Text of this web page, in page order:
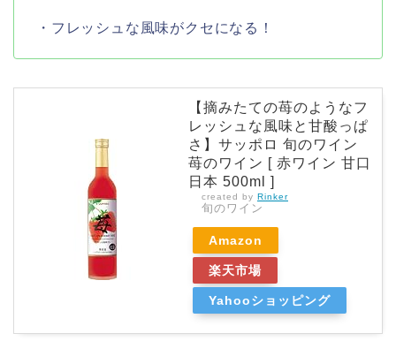
・フレッシュな風味がクセになる！
【摘みたての苺のようなフ
レッシュな風味と甘酸っぱ
さ】サッポロ 旬のワイン
苺のワイン [ 赤ワイン 甘口
日本 500ml ]
created by Rinker
旬のワイン
Amazon
楽天市場
Yahooショッピング